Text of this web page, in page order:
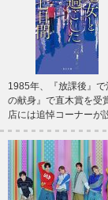
1985年、『放課後』
の献身』で直木賞を受
店には追悼コーナー